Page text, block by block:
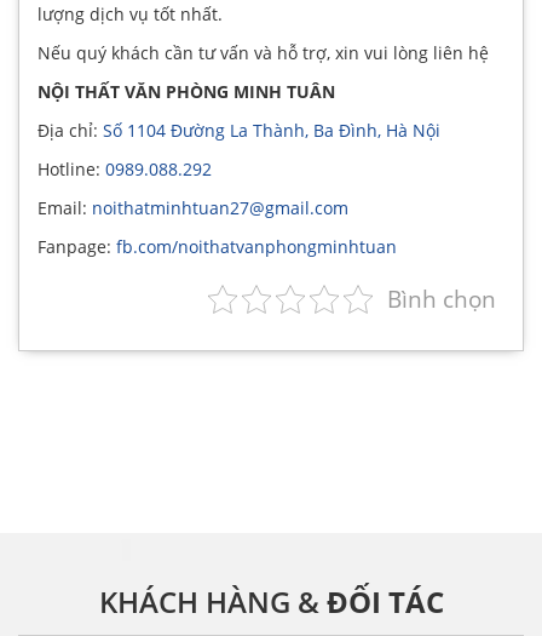
lượng dịch vụ tốt nhất.
Nếu quý khách cần tư vấn và hỗ trợ, xin vui lòng liên hệ
NỘI THẤT VĂN PHÒNG MINH TUÂN
Địa chỉ: Số 1104 Đường La Thành, Ba Đình, Hà Nội
Hotline: 0989.088.292
Email: noithatminhtuan27@gmail.com
Fanpage: fb.com/noithatvanphongminhtuan
Bình chọn
KHÁCH HÀNG &ĐỐI TÁC